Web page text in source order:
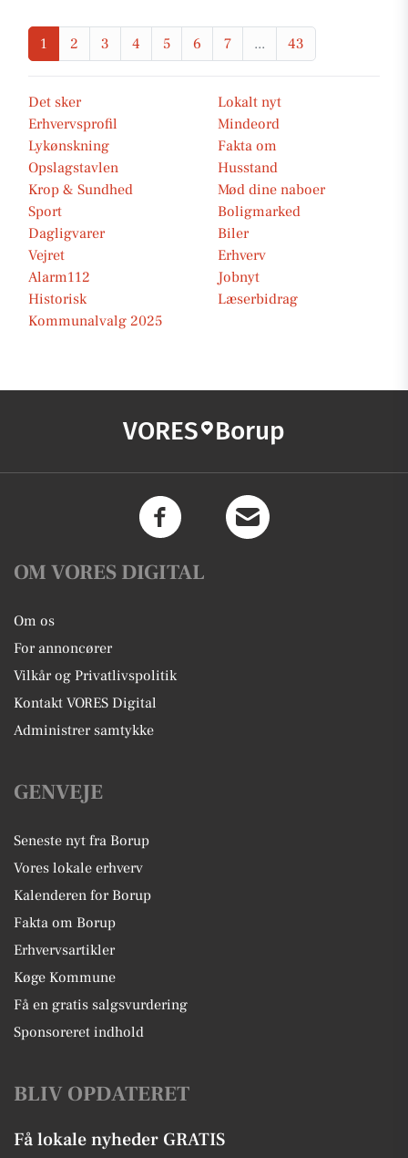
1 2 3 4 5 6 7 ... 43
Det sker
Lokalt nyt
Erhvervsprofil
Mindeord
Lykønskning
Fakta om
Opslagstavlen
Husstand
Krop & Sundhed
Mød dine naboer
Sport
Boligmarked
Dagligvarer
Biler
Vejret
Erhverv
Alarm112
Jobnyt
Historisk
Læserbidrag
Kommunalvalg 2025
VORES Borup
OM VORES DIGITAL
Om os
For annoncører
Vilkår og Privatlivspolitik
Kontakt VORES Digital
Administrer samtykke
GENVEJE
Seneste nyt fra Borup
Vores lokale erhverv
Kalenderen for Borup
Fakta om Borup
Erhvervsartikler
Køge Kommune
Få en gratis salgsvurdering
Sponsoreret indhold
BLIV OPDATERET
Få lokale nyheder GRATIS